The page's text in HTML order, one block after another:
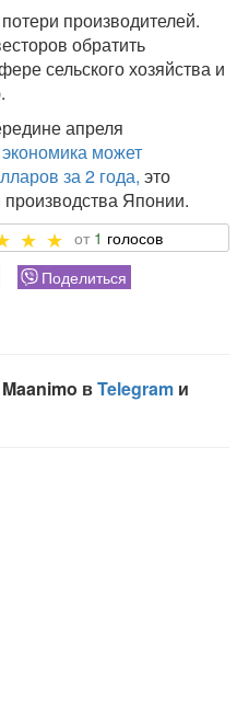
производителей.
обратить
сельского хозяйства и
апреля
может
за 2 года, это
Японии.
1